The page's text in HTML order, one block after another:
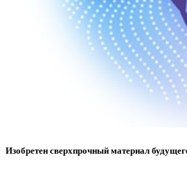
Изобретен сверхпрочный материал